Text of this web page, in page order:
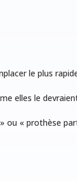
le plus
elles le
« prothèse